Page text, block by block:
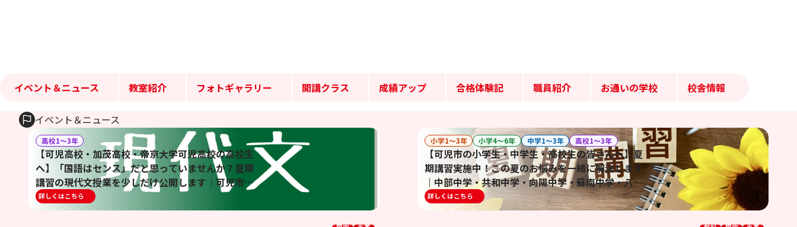
イベント＆ニュース 教室紹介 フォトギャラリー 開講クラス 成績アップ 合格体験記 職員紹介 お通いの学校 校舎情報
イベント＆ニュース
高校1〜3年
【可児高校・加茂高校・帝京大学可児高校の高校生
へ】「国語はセンス」だと思っていませんか？夏期
講習の現代文授業を少しだけ公開します｜可児市
高校生 大学受験 現代文
詳しくはこちら
小学1〜3年 小学4〜6年 中学1〜3年 高校1〜3年
【可児市の小学生・中学生・高校生の皆さんへ】夏
期講習実施中！この夏のお悩みを一緒に解決します
｜中部中学・共和中学・向陽中学・蘇南中学・八百
津中学・可児高校・加茂高校・帝京大学可児高校
詳しくはこちら